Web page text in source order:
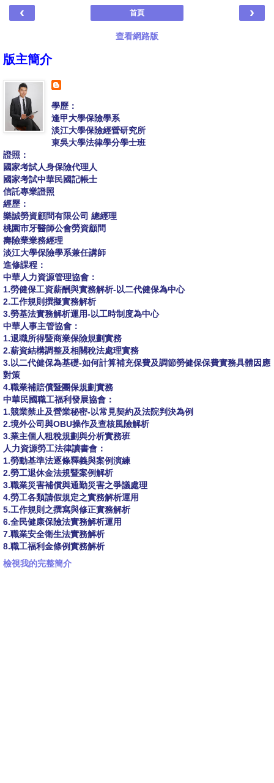
‹ ›
首頁
查看網路版
版主簡介
學歷：
逢甲大學保險學系
淡江大學保險經營研究所
東吳大學法律學分學士班
證照：
國家考試人身保險代理人
國家考試中華民國記帳士
信託專業證照
經歷：
樂誠勞資顧問有限公司 總經理
桃園市牙醫師公會勞資顧問
壽險業業務經理
淡江大學保險學系兼任講師
進修課程：
中華人力資源管理協會：
1.勞健保工資薪酬與實務解析-以二代健保為中心
2.工作規則撰擬實務解析
3.勞基法實務解析運用-以工時制度為中心
中華人事主管協會：
1.退職所得暨商業保險規劃實務
2.薪資結構調整及相關稅法處理實務
3.以二代健保為基礎-如何計算補充保費及調節勞健保保費實務具體因應
對策
4.職業補賠償暨團保規劃實務
中華民國職工福利發展協會：
1.競業禁止及營業秘密-以常見契約及法院判決為例
2.境外公司與OBU操作及查核風險解析
3.業主個人租稅規劃與分析實務班
人力資源勞工法律讀書會：
1.勞動基準法逐條釋義與案例演練
2.勞工退休金法規暨案例解析
3.職業災害補償與通勤災害之爭議處理
4.勞工各類請假規定之實務解析運用
5.工作規則之撰寫與修正實務解析
6.全民健康保險法實務解析運用
7.職業安全衛生法實務解析
8.職工福利金條例實務解析
檢視我的完整簡介